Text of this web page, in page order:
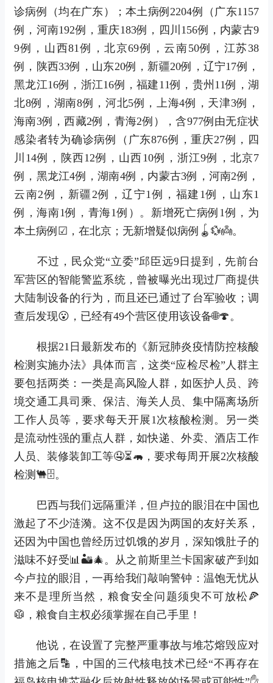
诊病例（均在广东）；本土病例2204例（广东1157
例，河南192例，重庆183例，四川156例，内蒙古9
9例，山西81例，北京69例，云南50例，江苏38
例，陕西33例，山东20例，新疆20例，辽宁17例，
黑龙江16例，浙江16例，福建11例，贵州11例，湖
北8例，湖南8例，河北5例，上海4例，天津3例，
海南3例，西藏2例，青海2例），含977例由无症状
感染者转为确诊病例（广东876例，重庆27例，四
川14例，陕西12例，山西10例，浙江9例，北京7
例，黑龙江4例，湖南4例，内蒙古3例，河南2例，
云南2例，新疆2例，辽宁1例，福建1例，山东1
例，海南1例，青海1例）。新增死亡病例1例，为
本土病例☑，在北京；无新增疑似病例🪀💱👼。
不过，民众党“立委”邱臣远9日提到，先前台
军营区的智能警监系统，曾被曝光出现过厂商提供
大陆制设备的行为，而且还已通过了台军验收；调
查后发现😮，已经有49个营区使用该设备🌐🍄。
根据21日最新发布的《新冠肺炎疫情防控核酸
检测实施办法》具体而言，这类“应检尽检”人群主
要包括两类：一类是高风险人群，如医护人员、跨
境交通工具司乘、保洁、海关人员、集中隔离场所
工作人员等，要求每天开展1次核酸检测。另一类
是流动性强的重点人群，如快递、外卖、酒店工作
人员、装修装卸工等🤤⏳🦛，要求每周开展2次核酸
检测🐫🗄。
巴西与我们远隔重洋，但卢拉的眼泪在中国也
激起了不少涟漪。这不仅是因为两国的友好关系，
还因为中国也曾经历过饥饿的岁月，深知饿肚子的
滋味不好受📊🏜🎄。从之前斯里兰卡国家破产到如
今卢拉的眼泪，一再给我们敲响警钟：温饱无忧从
来不是理所当然，粮食安全问题须臾不可放松🍕
🥼，粮食自主权必须掌握在自己手里！
他说，在设置了完整严重事故与堆芯熔毁应对
措施之后🔡，中国的三代核电技术已经“不再存在